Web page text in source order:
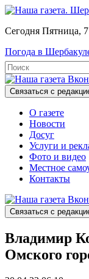
Сегодня Пятница, 7
Погода в
Связаться с
О газете
Новости
Досуг
Услуги и
Фото и видео
Местное
Контакты
Связаться с
Владимир
Омского